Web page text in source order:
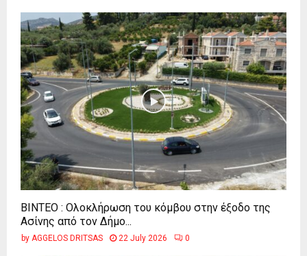
ΒΙΝΤΕΟ : Ολοκλήρωση του κόμβου στην έξοδο της
Ασίνης από τον Δήμο...
by AGGELOS DRITSAS 22 July 2026 0